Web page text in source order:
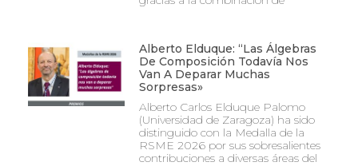
Alberto Elduque: “Las Álgebras
De Composición Todavía Nos
Van A Deparar Muchas
Sorpresas»
Alberto Carlos Elduque Palomo
(Universidad de Zaragoza) ha sido
distinguido con la Medalla de la
RSME 2026 por sus sobresalientes
contribuciones a diversas áreas del